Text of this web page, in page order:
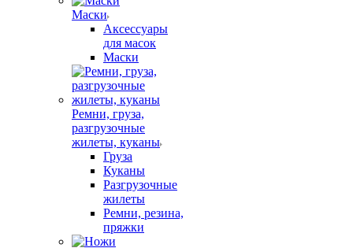
Маски
Аксессуары
для масок
Маски
Ремни, груза,
разгрузочные
жилеты, куканы
Груза
Куканы
Разгрузочные
жилеты
Ремни, резина,
пряжки